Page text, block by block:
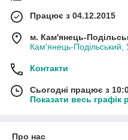
Працює з 04.12.2015
м. Кам'янець-
Кам'янець-Подільський,
Контакти
Сьогодні працює з
Показати весь графік
Про нас